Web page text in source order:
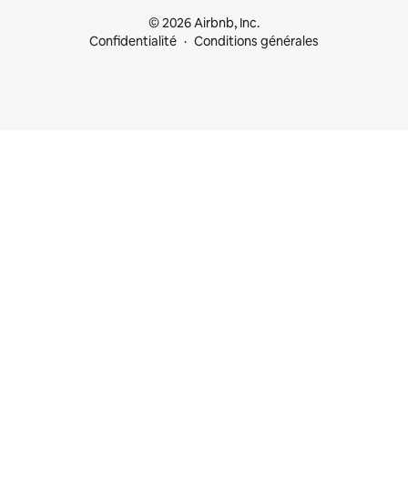
© 2026 Airbnb, Inc.
Confidentialité
Conditions générales